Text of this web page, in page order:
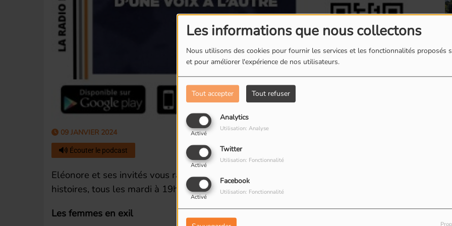
Les informations que nous collectons
Nous utilisons des cookies pour fournir les services et les fonctionnalités proposés
et pour améliorer l'expérience de nos utilisateurs.
Tout accepter Tout refuser
Analytics
Activé
Utilisation: Analyse
Twitter
Activé
Utilisation: Fonctionnalité
Facebook
Activé
Utilisation: Fonctionnalité
09 JANVIER 2024
Écouter le podcast
Eléonore et ses invités vous racontent des histoires d'exilés, leur parcours, leurs
histoires, tous les mardi à 19h.
Les femmes en exil
boites à livres